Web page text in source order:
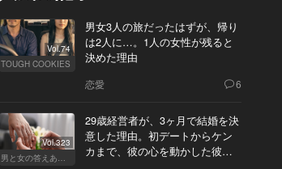
Vol.74
TOUGH COOKIES
男女3人の旅だったはずが、帰り
は2人に…。1人の女性が残ると
決めた理由
恋愛 6
Vol.323
男と女の答えあわせ【Q】
29歳経営者が、3ヶ月で結婚を決
意した理由。初デートからケン
カまで、彼の心を動かした彼女